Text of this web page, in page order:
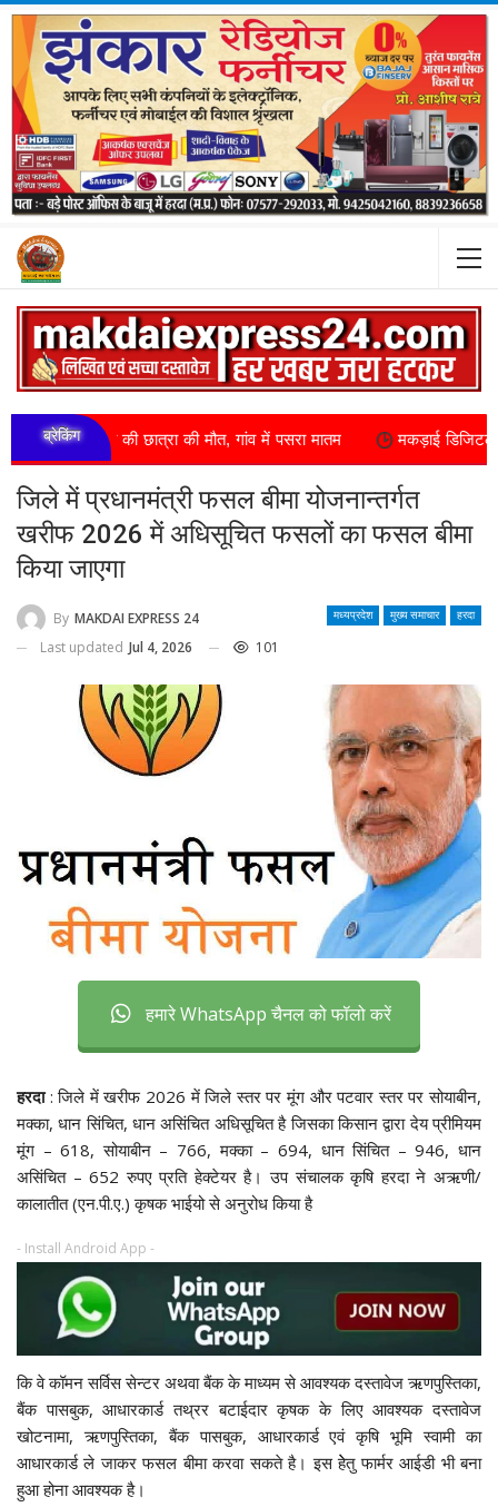
ब्रेकिंग
की छात्रा की मौत, गांव में पसरा मातम
मकड़ाई डिजिटल खबर का असर
जिले में प्रधानमंत्री फसल बीमा योजनान्तर्गत
खरीफ 2026 में अधिसूचित फसलों का फसल बीमा
किया जाएगा
मध्यप्रदेश मुख्य समाचार हरदा
By MAKDAI EXPRESS 24
Last updated Jul 4, 2026 101
हमारे WhatsApp चैनल को फॉलो करें
हरदा: जिले में खरीफ 2026 में जिले स्तर पर मूंग और पटवार स्तर पर सोयाबीन,
मक्का, धान सिंचित, धान असिंचित अधिसूचित है जिसका किसान द्वारा देय प्रीमियम
मूंग – 618, सोयाबीन – 766, मक्का – 694, धान सिंचित – 946, धान
असिंचित – 652 रुपए प्रति हेक्टेयर है। उप संचालक कृषि हरदा ने अऋणी/
कालातीत (एन.पी.ए.) कृषक भाईयो से अनुरोध किया है
- Install Android App -
कि वे कॉमन सर्विस सेन्टर अथवा बैंक के माध्यम से आवश्यक दस्तावेज ऋणपुस्तिका,
बैंक पासबुक, आधारकार्ड तथ्रर बटाईदार कृषक के लिए आवश्यक दस्तावेज
खोटनामा, ऋणपुस्तिका, बैंक पासबुक, आधारकार्ड एवं कृषि भूमि स्वामी का
आधारकार्ड ले जाकर फसल बीमा करवा सकते है। इस हेेतु फार्मर आईडी भी बना
हुआ होना आवश्यक है।